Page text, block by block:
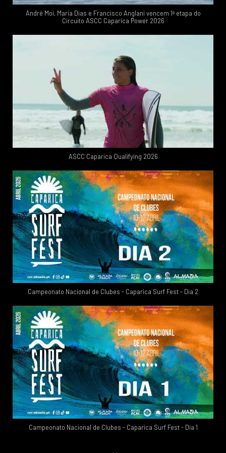
André Moi, Maria Dias e Francisco Anglani vencem 1ª etapa do
Circuito ASCC Caparica Power 2026
ASCC Caparica Qualifying 2026
Campeonato Nacional de Clubes - Caparica Surf Fest - Dia 2
Campeonato Nacional de Clubes - Caparica Surf Fest - Dia 1